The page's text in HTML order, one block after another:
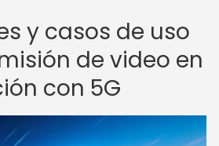
y casos de uso
de video en
con 5G